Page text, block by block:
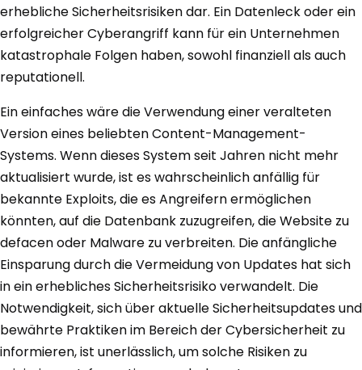
erhebliche Sicherheitsrisiken dar. Ein Datenleck oder ein
erfolgreicher Cyberangriff kann für ein Unternehmen
katastrophale Folgen haben, sowohl finanziell als auch
reputationell.
Ein einfaches wäre die Verwendung einer veralteten
Version eines beliebten Content-Management-
Systems. Wenn dieses System seit Jahren nicht mehr
aktualisiert wurde, ist es wahrscheinlich anfällig für
bekannte Exploits, die es Angreifern ermöglichen
könnten, auf die Datenbank zuzugreifen, die Website zu
defacen oder Malware zu verbreiten. Die anfängliche
Einsparung durch die Vermeidung von Updates hat sich
in ein erhebliches Sicherheitsrisiko verwandelt. Die
Notwendigkeit, sich über aktuelle Sicherheitsupdates und
bewährte Praktiken im Bereich der Cybersicherheit zu
informieren, ist unerlässlich, um solche Risiken zu